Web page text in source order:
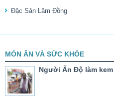
Đặc Sản Lâm Đồng
MÓN ĂN VÀ SỨC KHỎE
Người Ấn Độ làm